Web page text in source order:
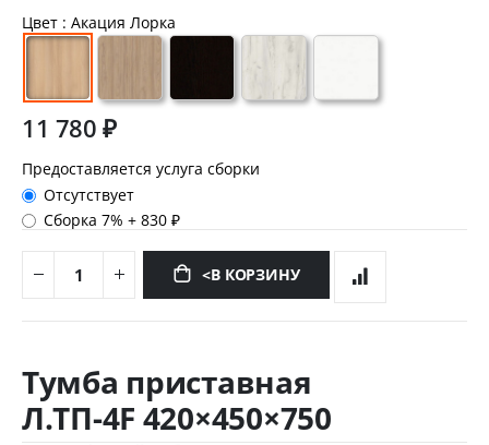
Цвет : Акация Лорка
11 780 ₽
Предоставляется услуга сборки
Отсутствует
Сборка 7%+830 ₽
<В КОРЗИНУ
началу
галереи
изображений
Тумба приставная
Л.ТП-4F 420×450×750